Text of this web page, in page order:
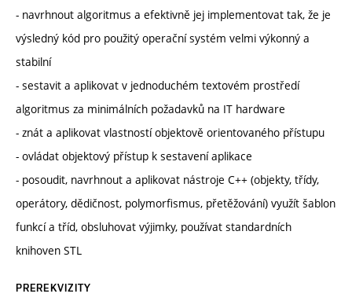
- navrhnout algoritmus a efektivně jej implementovat tak, že je
výsledný kód pro použitý operační systém velmi výkonný a
stabilní
- sestavit a aplikovat v jednoduchém textovém prostředí
algoritmus za minimálních požadavků na IT hardware
- znát a aplikovat vlastností objektově orientovaného přístupu
- ovládat objektový přístup k sestavení aplikace
- posoudit, navrhnout a aplikovat nástroje C++ (objekty, třídy,
operátory, dědičnost, polymorfismus, přetěžování) využít šablon
funkcí a tříd, obsluhovat výjimky, používat standardních
knihoven STL
PREREKVIZITY